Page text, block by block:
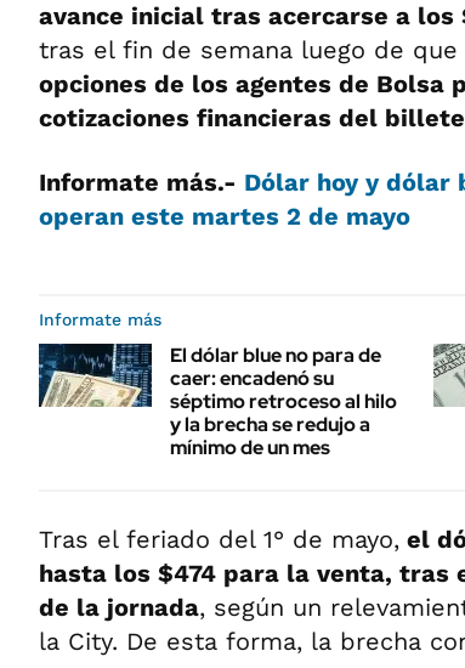
avance inicial tras acercarse a los
tras el fin de semana luego de que
opciones de los agentes de Bolsa
cotizaciones financieras del
Informate más.- Dólar hoy y dólar
operan este martes 2 de mayo
Informate más
El dólar blue no para de
caer: encadenó su
séptimo retroceso al hilo
y la brecha se redujo a
mínimo de un mes
Tras el feriado del 1° de mayo, el
hasta los $474 para la venta, tras
de la jornada, según un
la City. De esta forma, la brecha